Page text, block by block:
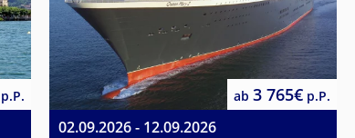
p.P.
02.09.2026 - 12.09.2026
ab 3 765€ p.P.